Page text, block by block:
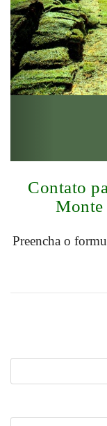
Contato
Monte
Preencha o